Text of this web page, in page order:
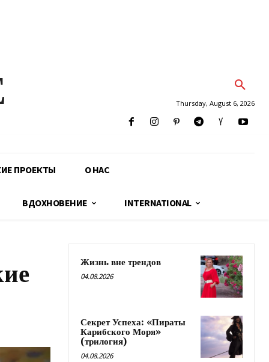
Thursday, August 6, 2026
ПРОЕКТЫ О НАС
ВДОХНОВЕНИЕ INTERNATIONAL
Жизнь вне трендов
04.08.2026
Секрет Успеха: «Пираты
Карибского Моря»
(трилогия)
04.08.2026